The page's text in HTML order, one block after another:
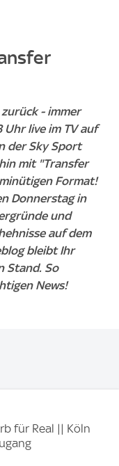
- immer
live im TV auf
der Sky Sport
mit "Transfer
Format!
Donnerstag in
und
auf dem
bleibt Ihr
Stand. So
News!
für Real || Köln